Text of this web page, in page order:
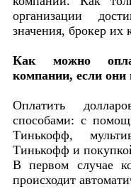
организации
значения, брокер их
Как можно
компании, если они
Оплатить
способами: с
Тинькофф,
Тинькофф и
В первом случае
происходит